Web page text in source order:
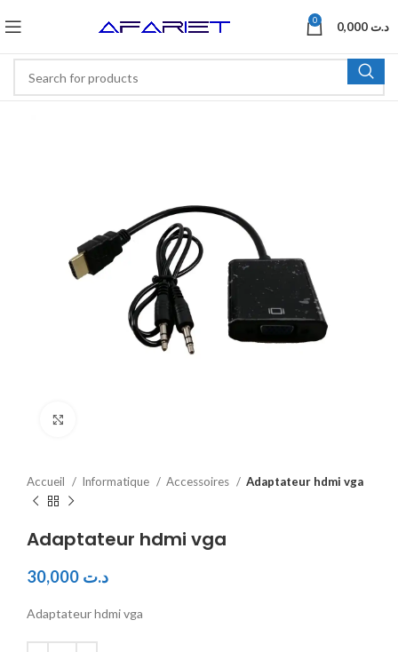
0 د.ت
Accueil Informatique Accessoires Adaptateur hdmi vga
Adaptateur hdmi vga
د.ت
Adaptateur hdmi vga